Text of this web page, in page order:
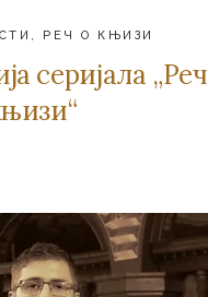
, РЕЧ О КЊИЗИ
серијала „Реч